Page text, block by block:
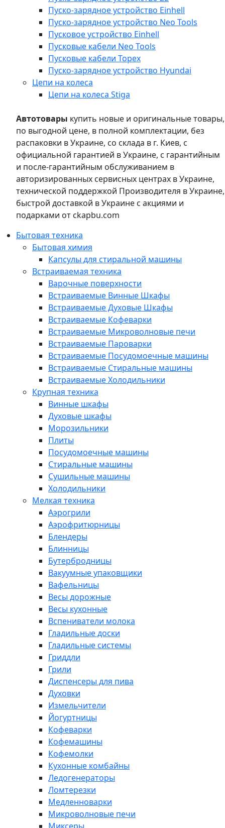
Пуско-зарядное устройство Einhell
Пуско-зарядное устройство Neo Tools
Пусковое устройство Einhell
Пусковые кабели Neo Tools
Пусковые кабели Topex
Пуско-зарядное устройство Hyundai
Цепи на колеса
Цепи на колеса Stiga
Автотовары купить новые и оригинальные товары,
по выгодной цене, в полной комплектации, без
распаковки в Украине, со склада в г. Киев, с
официальной гарантией в Украине, с гарантийным
и после-гарантийным обслуживанием в
авторизированных сервисных центрах в Украине,
технической поддержкой Производителя в Украине,
быстрой доставкой в Украине с акциями и
подарками от ckapbu.com
Бытовая техника
Бытовая химия
Капсулы для стиральной машины
Встраиваемая техника
Варочные поверхности
Встраиваемые Винные Шкафы
Встраиваемые Духовые Шкафы
Встраиваемые Кофеварки
Встраиваемые Микроволновые печи
Встраиваемые Пароварки
Встраиваемые Посудомоечные машины
Встраиваемые Стиральные машины
Встраиваемые Холодильники
Крупная техника
Винные шкафы
Духовые шкафы
Морозильники
Плиты
Посудомоечные машины
Стиральные машины
Сушильные машины
Холодильники
Мелкая техника
Аэрогрили
Аэрофритюрницы
Блендеры
Блинницы
Бутербродницы
Вакуумные упаковщики
Вафельницы
Весы дорожные
Весы кухонные
Вспениватели молока
Гладильные доски
Гладильные системы
Гриддли
Грили
Диспенсеры для пива
Духовки
Измельчители
Йогуртницы
Кофеварки
Кофемашины
Кофемолки
Кухонные комбайны
Ледогенераторы
Ломтерезки
Медленноварки
Микроволновые печи